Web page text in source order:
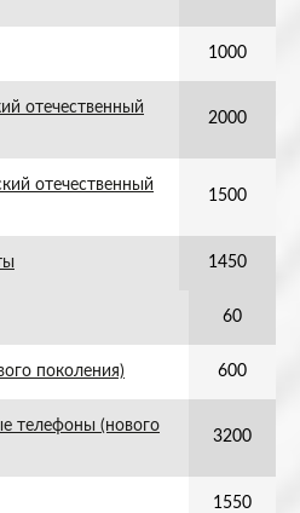
1000
отечественный
2000
отечественный
1500
1450
60
поколения) 600
телефоны (нового
3200
1550